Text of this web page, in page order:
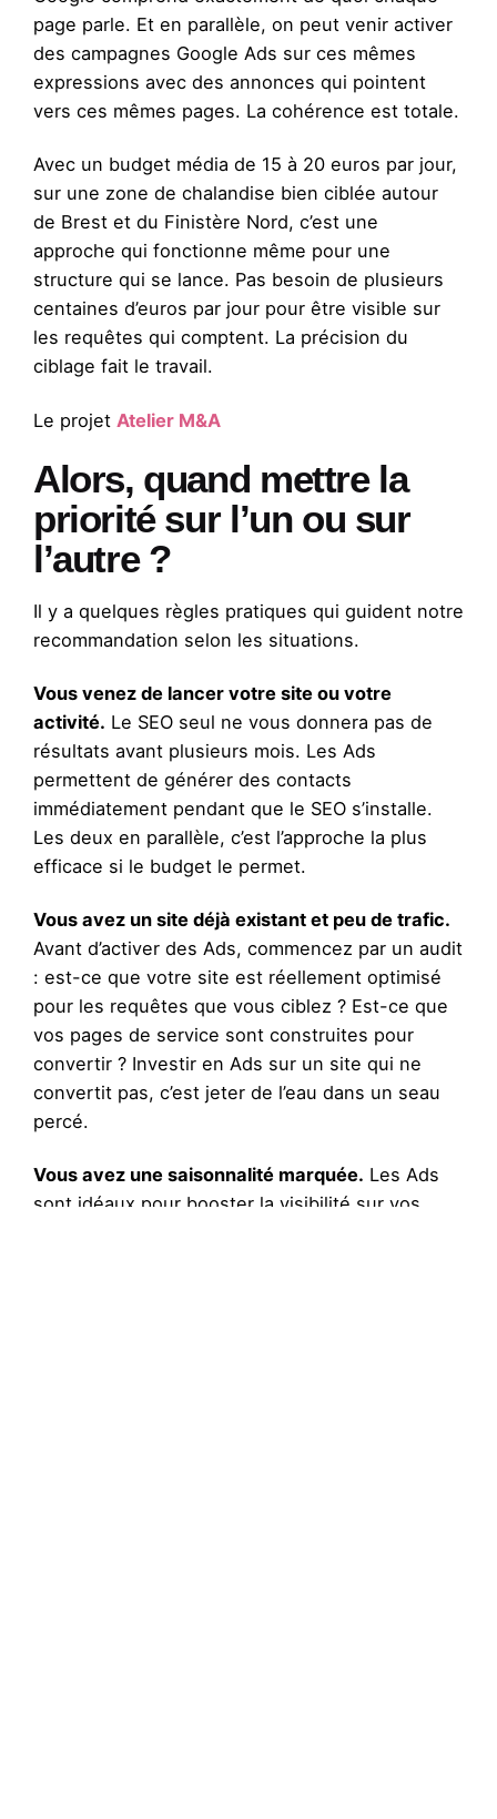
page parle. Et en parallèle, on peut venir activer
des campagnes Google Ads sur ces mêmes
expressions avec des annonces qui pointent
vers ces mêmes pages. La cohérence est totale.
Avec un budget média de 15 à 20 euros par jour,
sur une zone de chalandise bien ciblée autour
de Brest et du Finistère Nord, c’est une
approche qui fonctionne même pour une
structure qui se lance. Pas besoin de plusieurs
centaines d’euros par jour pour être visible sur
les requêtes qui comptent. La précision du
ciblage fait le travail.
Le projet Atelier M&A
Alors, quand mettre la
priorité sur l’un ou sur
l’autre ?
Il y a quelques règles pratiques qui guident notre
recommandation selon les situations.
Vous venez de lancer votre site ou votre
activité. Le SEO seul ne vous donnera pas de
résultats avant plusieurs mois. Les Ads
permettent de générer des contacts
immédiatement pendant que le SEO s’installe.
Les deux en parallèle, c’est l’approche la plus
efficace si le budget le permet.
Vous avez un site déjà existant et peu de trafic.
Avant d’activer des Ads, commencez par un audit
: est-ce que votre site est réellement optimisé
pour les requêtes que vous ciblez ? Est-ce que
vos pages de service sont construites pour
convertir ? Investir en Ads sur un site qui ne
convertit pas, c’est jeter de l’eau dans un seau
percé.
Vous avez une saisonnalité marquée. Les Ads
sont idéaux pour booster la visibilité sur vos